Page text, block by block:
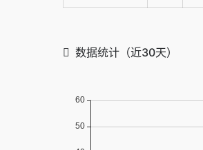
数据统计（近30天）